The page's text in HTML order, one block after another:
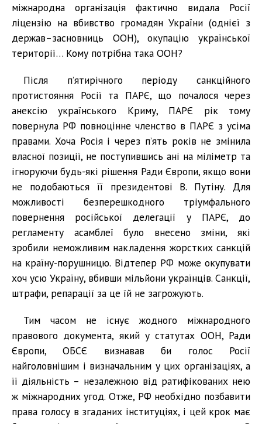
міжнародна організація фактично видала Росії
ліцензію на вбивство громадян України (однієї з
держав–засновниць ООН), окупацію української
території… Кому потрібна така ООН?
Після п’ятирічного періоду санкційного
протистояння Росії та ПАРЄ, що почалося через
анексію українського Криму, ПАРЄ рік тому
повернула РФ повноцінне членство в ПАРЄ з усіма
правами. Хоча Росія і через п’ять років не змінила
власної позиції, не поступившись ані на міліметр та
ігноруючи будь-які рішення Ради Європи, якщо вони
не подобаються її президентові В. Путіну. Для
можливості безперешкодного тріумфального
повернення російської делегації у ПАРЄ, до
регламенту асамблеї було внесено зміни, які
зробили неможливим накладення жорстких санкцій
на країну-порушницю. Відтепер РФ може окупувати
хоч усю Україну, вбивши мільйони українців. Санкції,
штрафи, репарації за це їй не загрожують.
Тим часом не існує жодного міжнародного
правового документа, який у статутах ООН, Ради
Європи, ОБСЄ визнавав би голос Росії
найголовнішим і визначальним у цих організаціях, а
її діяльність – незалежною від ратифікованих нею
ж міжнародних угод. Отже, РФ необхідно позбавити
права голосу в згаданих інституціях, і цей крок має